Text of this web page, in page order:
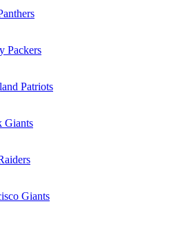
Packers
Patriots
Giants
Giants